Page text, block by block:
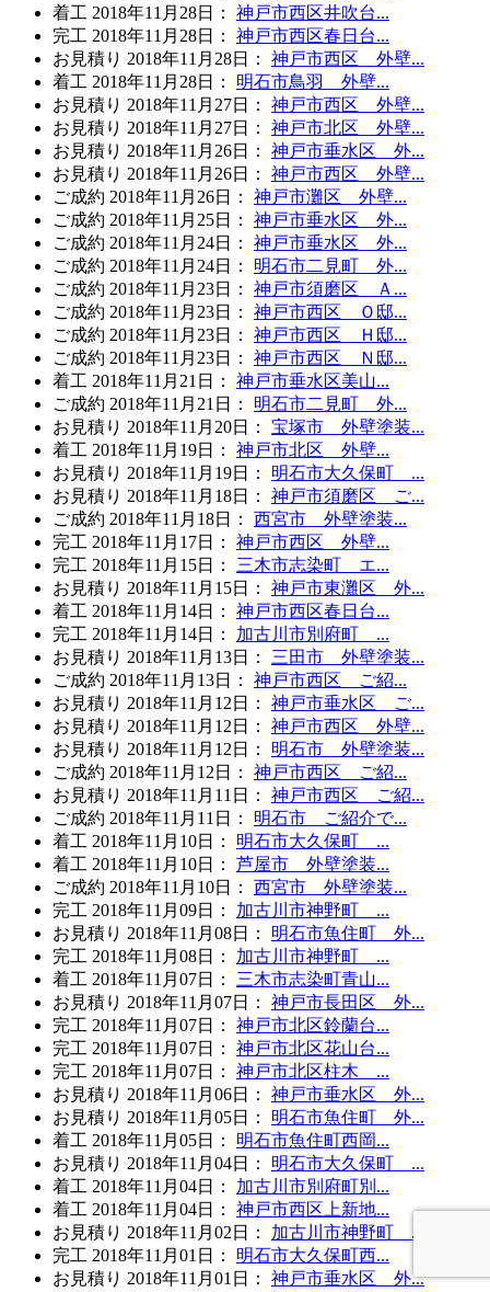
着工 2018年11月28日 ：
神戸市西区井吹台...
完工 2018年11月28日 ：
神戸市西区春日台...
お見積り 2018年11月28日 ：
神戸市西区 外壁...
着工 2018年11月28日 ：
明石市鳥羽 外壁...
お見積り 2018年11月27日 ：
神戸市西区 外壁...
お見積り 2018年11月27日 ：
神戸市北区 外壁...
お見積り 2018年11月26日 ：
神戸市垂水区 外...
お見積り 2018年11月26日 ：
神戸市西区 外壁...
ご成約 2018年11月26日 ：
神戸市灘区 外壁...
ご成約 2018年11月25日 ：
神戸市垂水区 外...
ご成約 2018年11月24日 ：
神戸市垂水区 外...
ご成約 2018年11月24日 ：
明石市二見町 外...
ご成約 2018年11月23日 ：
神戸市須磨区 Ａ...
ご成約 2018年11月23日 ：
神戸市西区 Ｏ邸...
ご成約 2018年11月23日 ：
神戸市西区 Ｈ邸...
ご成約 2018年11月23日 ：
神戸市西区 Ｎ邸...
着工 2018年11月21日 ：
神戸市垂水区美山...
ご成約 2018年11月21日 ：
明石市二見町 外...
お見積り 2018年11月20日 ：
宝塚市 外壁塗装...
着工 2018年11月19日 ：
神戸市北区 外壁...
お見積り 2018年11月19日 ：
明石市大久保町 ...
お見積り 2018年11月18日 ：
神戸市須磨区 ご...
ご成約 2018年11月18日 ：
西宮市 外壁塗装...
完工 2018年11月17日 ：
神戸市西区 外壁...
完工 2018年11月15日 ：
三木市志染町 エ...
お見積り 2018年11月15日 ：
神戸市東灘区 外...
着工 2018年11月14日 ：
神戸市西区春日台...
完工 2018年11月14日 ：
加古川市別府町 ...
お見積り 2018年11月13日 ：
三田市 外壁塗装...
ご成約 2018年11月13日 ：
神戸市西区 ご紹...
お見積り 2018年11月12日 ：
神戸市垂水区 ご...
お見積り 2018年11月12日 ：
神戸市西区 外壁...
お見積り 2018年11月12日 ：
明石市 外壁塗装...
ご成約 2018年11月12日 ：
神戸市西区 ご紹...
お見積り 2018年11月11日 ：
神戸市西区 ご紹...
ご成約 2018年11月11日 ：
明石市 ご紹介で...
着工 2018年11月10日 ：
明石市大久保町 ...
着工 2018年11月10日 ：
芦屋市 外壁塗装...
ご成約 2018年11月10日 ：
西宮市 外壁塗装...
完工 2018年11月09日 ：
加古川市神野町 ...
お見積り 2018年11月08日 ：
明石市魚住町 外...
完工 2018年11月08日 ：
加古川市神野町 ...
着工 2018年11月07日 ：
三木市志染町青山...
お見積り 2018年11月07日 ：
神戸市長田区 外...
完工 2018年11月07日 ：
神戸市北区鈴蘭台...
完工 2018年11月07日 ：
神戸市北区花山台...
完工 2018年11月07日 ：
神戸市北区柱木 ...
お見積り 2018年11月06日 ：
神戸市垂水区 外...
お見積り 2018年11月05日 ：
明石市魚住町 外...
着工 2018年11月05日 ：
明石市魚住町西岡...
お見積り 2018年11月04日 ：
明石市大久保町 ...
着工 2018年11月04日 ：
加古川市別府町別...
着工 2018年11月04日 ：
神戸市西区上新地...
お見積り 2018年11月02日 ：
加古川市神野町 ...
完工 2018年11月01日 ：
明石市大久保町西...
お見積り 2018年11月01日 ：
神戸市垂水区 外...